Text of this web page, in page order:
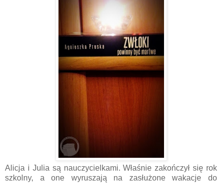
Alicja i Julia są nauczycielkami. Właśnie zakończył się rok
szkolny, a one wyruszają na zasłużone wakacje do